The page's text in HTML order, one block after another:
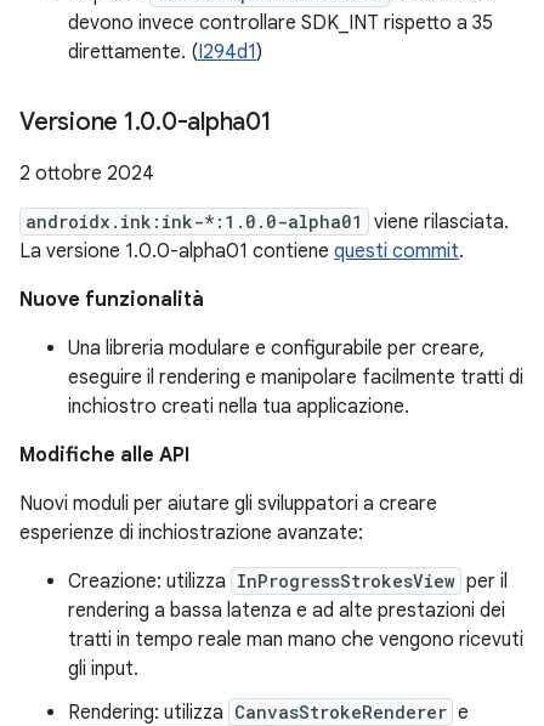
devono invece controllare SDK_INT rispetto a 35
direttamente. (I294d1)
Versione 1.0.0-alpha01
2 ottobre 2024
androidx.ink:ink-*:1.0.0-alpha01
viene rilasciata.
La versione 1.0.0-alpha01 contiene questi commit.
Nuove funzionalità
Una libreria modulare e configurabile per creare,
eseguire il rendering e manipolare facilmente tratti di
inchiostro creati nella tua applicazione.
Modifiche alle API
Nuovi moduli per aiutare gli sviluppatori a creare
esperienze di inchiostrazione avanzate:
Creazione: utilizza InProgressStrokesView per il
rendering a bassa latenza e ad alte prestazioni dei
tratti in tempo reale man mano che vengono ricevuti
gli input.
Rendering: utilizza CanvasStrokeRenderer e